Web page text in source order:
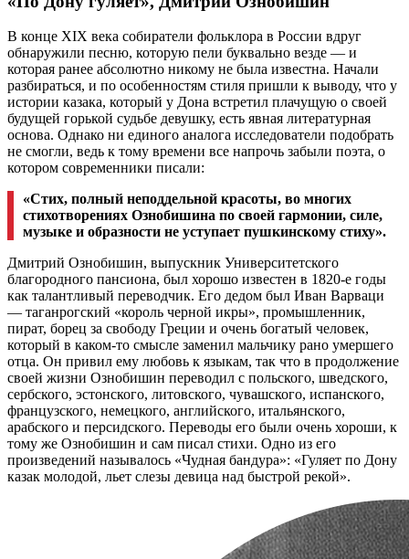
В конце XIX века собиратели фольклора в России вдруг
обнаружили песню, которую пели буквально везде — и
которая ранее абсолютно никому не была известна. Начали
разбираться, и по особенностям стиля пришли к выводу, что у
истории казака, который у Дона встретил плачущую о своей
будущей горькой судьбе девушку, есть явная литературная
основа. Однако ни единого аналога исследователи подобрать
не смогли, ведь к тому времени все напрочь забыли поэта, о
котором современники писали:
«Стих, полный неподдельной красоты, во многих
стихотворениях Ознобишина по своей гармонии, силе,
музыке и образности не уступает пушкинскому стиху».
Дмитрий Ознобишин, выпускник Университетского
благородного пансиона, был хорошо известен в 1820-е годы
как талантливый переводчик. Его дедом был Иван Варваци
— таганрогский «король черной икры», промышленник,
пират, борец за свободу Греции и очень богатый человек,
который в каком-то смысле заменил мальчику рано умершего
отца. Он привил ему любовь к языкам, так что в продолжение
своей жизни Ознобишин переводил с польского, шведского,
сербского, эстонского, литовского, чувашского, испанского,
французского, немецкого, английского, итальянского,
арабского и персидского. Переводы его были очень хороши, к
тому же Ознобишин и сам писал стихи. Одно из его
произведений называлось «Чудная бандура»: «Гуляет по Дону
казак молодой, льет слезы девица над быстрой рекой».